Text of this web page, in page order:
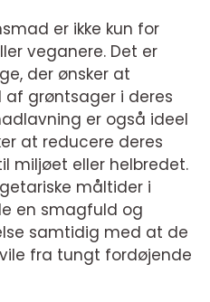
er ikke kun for
veganere. Det er
der ønsker at
grøntsager i deres
er også ideel
at reducere deres
miljøet eller helbredet.
måltider i
en smagfuld og
samtidig med at de
fra tungt fordøjende